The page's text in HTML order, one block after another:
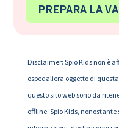
PREPARA LA
Disclaimer: Spio Kids non è
ospedaliera oggetto di
questo sito web sono da
offline. Spio Kids,